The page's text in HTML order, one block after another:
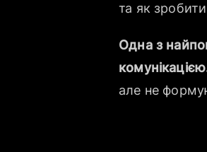
та як
Одна з
але не